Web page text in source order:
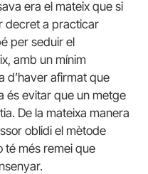
era el mateix que si
decret a practicar
per seduir el
amb un mínim
d’haver afirmat que
és evitar que un metge
De la mateixa manera
oblidi el mètode
té més remei que